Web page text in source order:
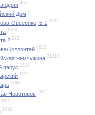
450
Дом 0
Овсеенко, 5-1 3922
1209
2 223
Коллонтай 4620
жемчужина 21312
парус 1516
1102
5043
Новаторов 2817
2813
1093